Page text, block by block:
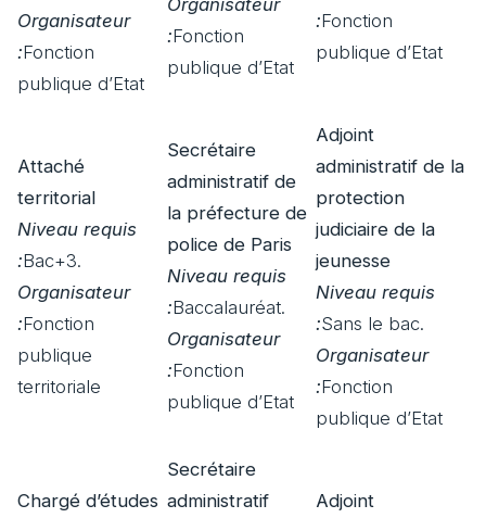
Organisateur
:Fonction
publique d’Etat
Organisateur
:Fonction
publique d’Etat
:Fonction
publique d’Etat
Attaché
territorial
Niveau requis
:Bac+3.
Organisateur
:Fonction
publique
territoriale
Secrétaire
administratif de
la préfecture de
police de Paris
Niveau requis
:Baccalauréat.
Organisateur
:Fonction
publique d’Etat
Adjoint
administratif de la
protection
judiciaire de la
jeunesse
Niveau requis
:Sans le bac.
Organisateur
:Fonction
publique d’Etat
Chargé d’études
Secrétaire
administratif
Adjoint